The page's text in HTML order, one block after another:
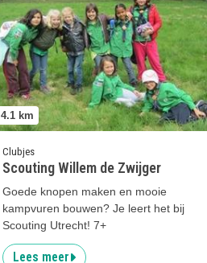
4.1 km
Clubjes
Scouting Willem de Zwijger
Goede knopen maken en mooie
kampvuren bouwen? Je leert het bij
Scouting Utrecht! 7+
Lees meer